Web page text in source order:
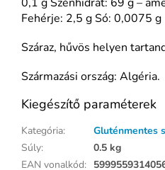
Fehérje: 2,5 g Só: 0,0075 g
Száraz, hűvös helyen
Származási ország: Algéria.
Kiegészítő paraméterek
Kategória:
Gluténmentes
Súly:
0.5 kg
EAN vonalkód: